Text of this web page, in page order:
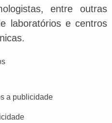
entre outras
laboratórios e centros
a publicidade